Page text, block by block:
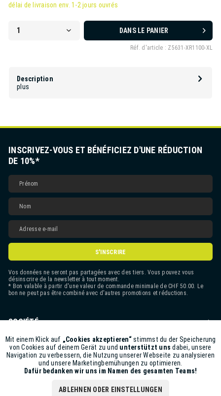
délai de livraison env. 1-2 jours ouvrés
DANS LE PANIER
Réf. d'article : Z5631-XR1100-XL
Description
plus
INSCRIVEZ-VOUS ET BÉNÉFICIEZ D'UNE RÉDUCTION
DE 10%*
S'INSCRIRE
Vos données ne seront pas partagées avec des tiers. Vous pouvez vous
désinscrire de la newsletter à tout moment.
* Bon valable à partir d'une valeur de commande minimale de CHF 50.00. Le
bon ne peut pas être combiné avec d'autres promotions et réductions.
SOCIÉTÉ
CONTACT
ASSISTANCE BOUTIQUE
INFORMATIONS
Funktionale Aktiv
Marketing Inaktiv
Mit einem Klick auf „Cookies akzeptieren“stimmst du der Speicherung
von Cookies auf deinem Gerät zu und unterstützt uns dabei, unsere
Navigation zu verbessern, die Nutzung unserer Webseite zu analysieren
und unsere Marketingbemühungen zu optimieren.
Dafür bedanken wir uns im Namen des gesamten Teams!
ABLEHNEN ODER EINSTELLUNGEN